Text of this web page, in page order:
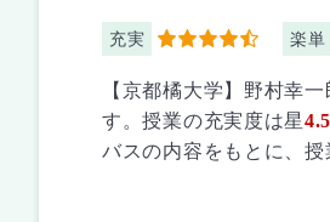
充実 4.5 楽単
【京都橘大学】野村幸
す。授業の充実度は星4.5
バスの内容をもとに、授